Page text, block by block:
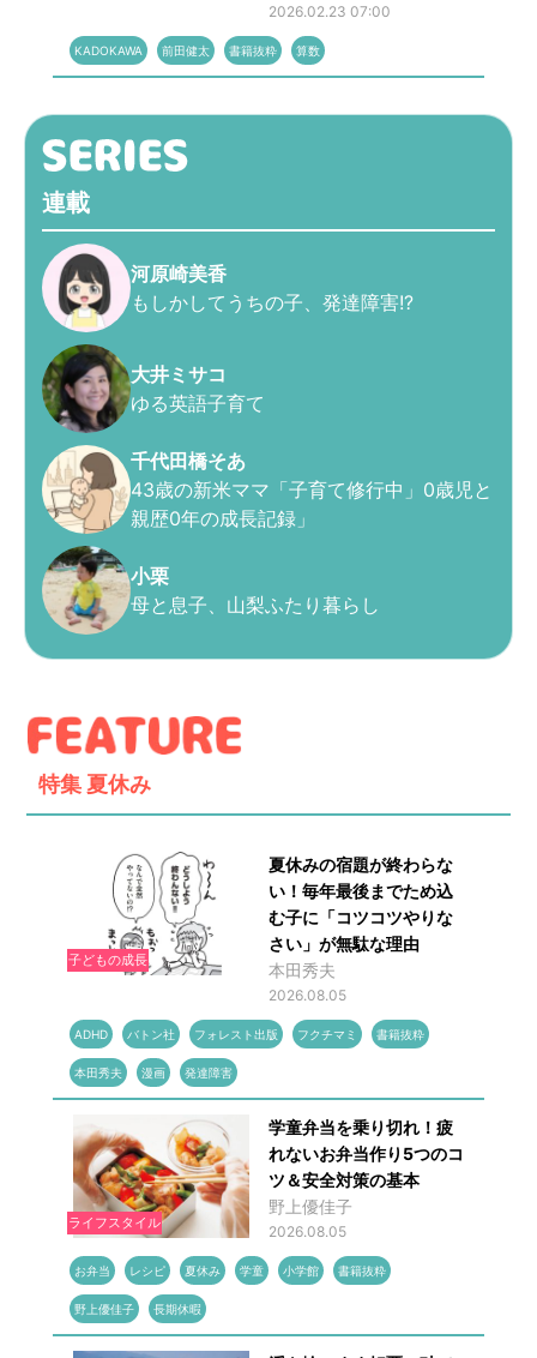
2026.02.23 07:00
KADOKAWA 前田健太 書籍抜粋 算数
連載
河原崎美香
もしかしてうちの子、発達障害!?
大井ミサコ
ゆる英語子育て
千代田橋そあ
43歳の新米ママ「子育て修行中」0歳児と
親歴0年の成長記録」
小栗
母と息子、山梨ふたり暮らし
特集 夏休み
子どもの成長
夏休みの宿題が終わらな
い！毎年最後までため込
む子に「コツコツやりな
さい」が無駄な理由
本田秀夫
2026.08.05
ADHD バトン社 フォレスト出版 フクチマミ 書籍抜粋
本田秀夫 漫画 発達障害
ライフスタイル
学童弁当を乗り切れ！疲
れないお弁当作り5つのコ
ツ＆安全対策の基本
野上優佳子
2026.08.05
お弁当 レシピ 夏休み 学童 小学館 書籍抜粋
野上優佳子 長期休暇